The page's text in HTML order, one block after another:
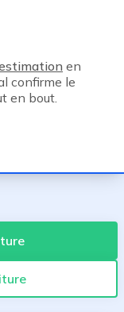
en
confirme le
en bout.